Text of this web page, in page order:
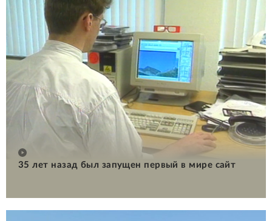
35 лет назад был запущен первый в мире сайт